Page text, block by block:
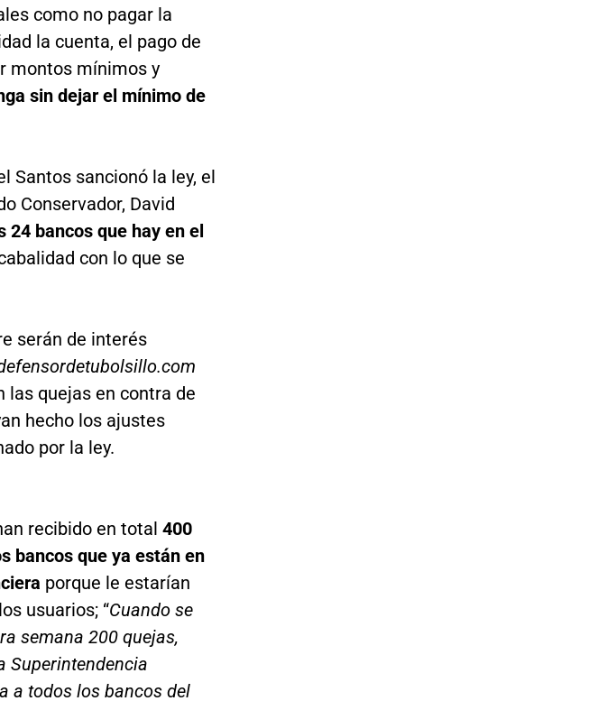
como no pagar la
la cuenta, el pago de
montos mínimos y
sin dejar el mínimo de
Santos sancionó la ley, el
Conservador, David
24 bancos que hay en el
con lo que se
serán de interés
las quejas en contra de
hecho los ajustes
por la ley.
recibido en total 400
bancos que ya están en
porque le estarían
usuarios; “Cuando se
semana 200 quejas,
Superintendencia
a todos los bancos del